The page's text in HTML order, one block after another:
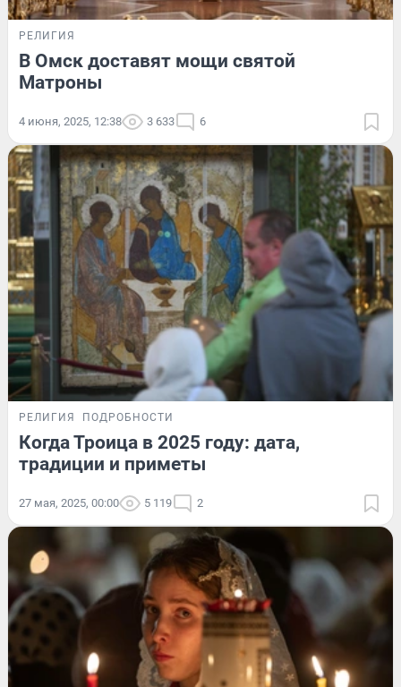
РЕЛИГИЯ
В Омск доставят мощи святой
Матроны
4 июня, 2025, 12:38 3 633 6
РЕЛИГИЯ ПОДРОБНОСТИ
Когда Троица в 2025 году: дата,
традиции и приметы
27 мая, 2025, 00:00 5 119 2